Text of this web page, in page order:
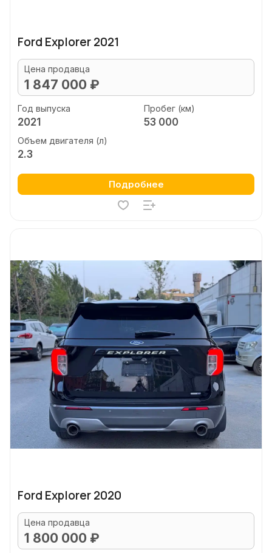
Ford Explorer 2021
Цена продавца
1 847 000 ₽
Год выпуска
2021
Пробег (км)
53 000
Объем двигателя (л)
2.3
Подробнее
Ford Explorer 2020
Цена продавца
1 800 000 ₽